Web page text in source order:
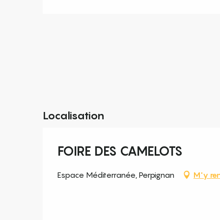
Localisation
FOIRE DES CAMELOTS
Espace Méditerranée, Perpignan M'y